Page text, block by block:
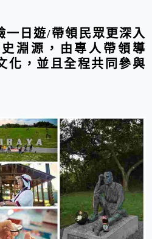
一日遊/帶領民眾更深入
淵源，由專人帶領導
化，並且全程共同參與